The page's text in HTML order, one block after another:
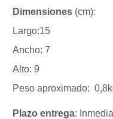
Dimensiones (cm):
Largo:15
Ancho: 7
Alto: 9
Peso aproximado:
Plazo entrega: